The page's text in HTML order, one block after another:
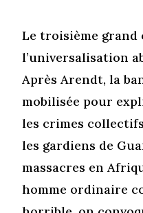
Le troisième grand
l’universalisation
Après Arendt, la
mobilisée pour
les crimes
les gardiens de
massacres en
homme ordinaire